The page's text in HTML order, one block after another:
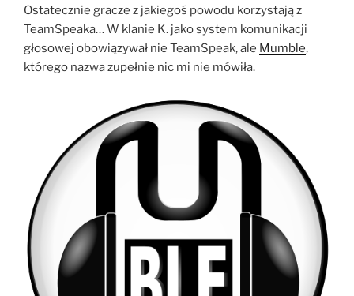
Ostatecznie gracze z jakiegoś powodu korzystają z
TeamSpeaka… W klanie K. jako system komunikacji
głosowej obowiązywał nie TeamSpeak, ale Mumble,
którego nazwa zupełnie nic mi nie mówiła.